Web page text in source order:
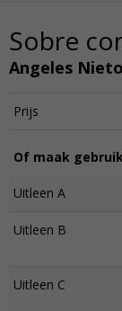
Sobre
Angeles Nieto
Prijs
Of maak
Uitleen A
Uitleen B
Uitleen C